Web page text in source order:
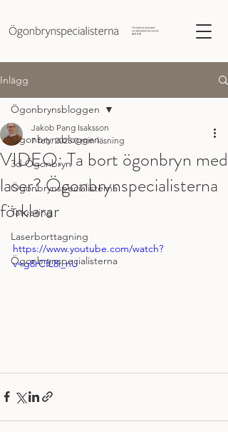
Inlägg
Ögonbrynsbloggen
3d Ögonbryn
Ögonbrynspecialisterna
Tatuering
Laserborttagning
Ögonbrynspecialisterna
Ögonbrynsbloggen
VIDEO: Ta bort ögonbryn med
laser? Ögonbrynspecialisterna
förklarar
Jakob Pang Isaksson
7 feb. 2025 0 min läsning
https://www.youtube.com/watch?
v=g8rCfL8i_nU